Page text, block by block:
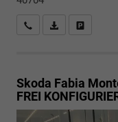
Rückrufbitte absenden
PDF-Datei,
Skoda Fabia
FREI